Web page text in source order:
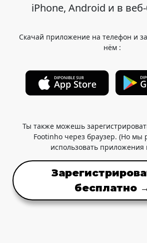
iPhone, Android и в
Скачай приложение на телефон и
нём :
Ты также можешь
Footinho через браузер. (Но мы
использовать
бесплатно